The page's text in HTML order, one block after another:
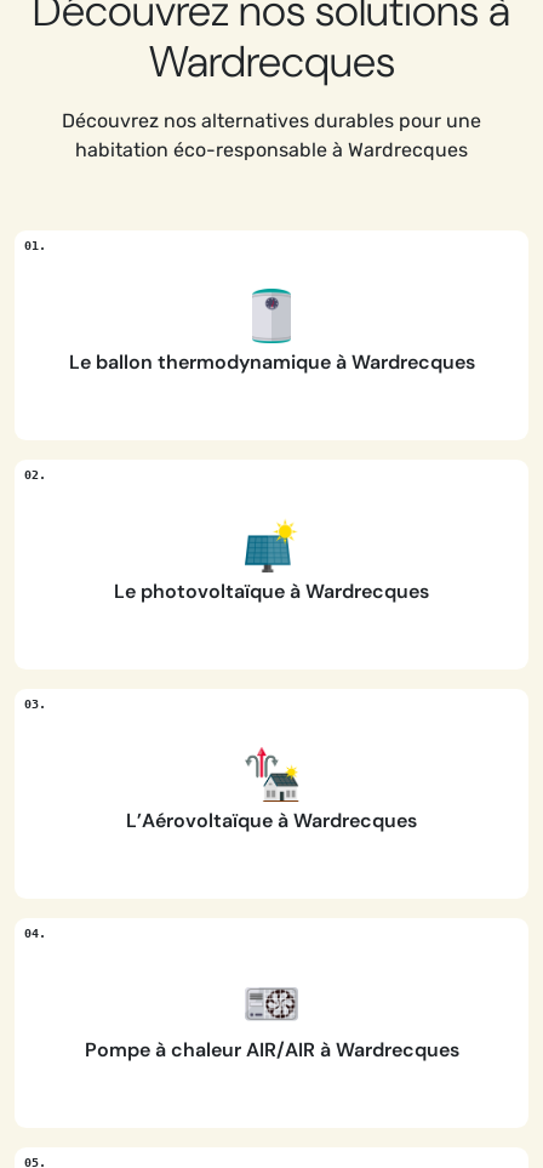
Wardrecques
Découvrez nos alternatives durables pour une
habitation éco-responsable à Wardrecques
Le ballon thermodynamique à Wardrecques
Le photovoltaïque à Wardrecques
L’Aérovoltaïque à Wardrecques
Pompe à chaleur AIR/AIR à Wardrecques